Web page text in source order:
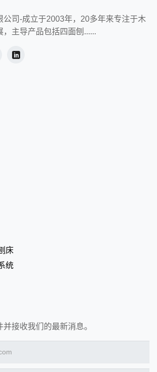
公司-成立于2003年，20多年来专注于木
，主导产品包括四面刨......
床
统
接收我们的最新消息。